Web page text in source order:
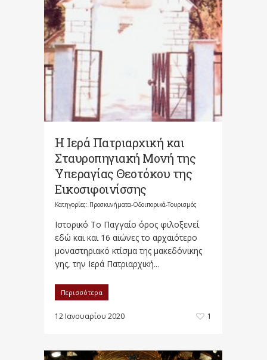
Η Ιερά Πατριαρχική και
Σταυροπηγιακή Μονή της
Υπεραγίας Θεοτόκου της
Εικοσιφοινίσσης
Κατηγορίες: Προσκυνήματα-Οδοιπορικά-Τουρισμός
Ιστορικό To Παγγαίο όρος φιλοξενεί
εδώ και και 16 αιώνες το αρχαιότερο
μοναστηριακό κτίσμα της μακεδόνικης
γης, την Ιερά Πατριαρχική...
Περισσότερα
12 Ιανουαρίου 2020 1